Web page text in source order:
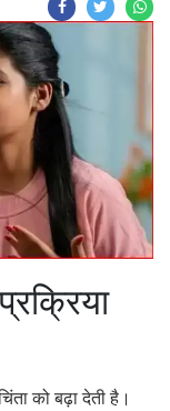
को बढ़ा देती है।